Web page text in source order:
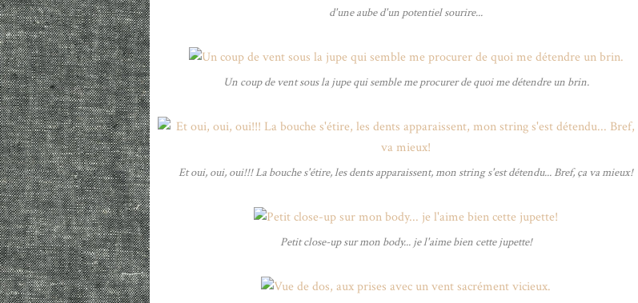
d'une aube d'un potentiel sourire...
Un coup de vent sous la jupe qui semble me procurer de quoi me détendre un brin.
Et oui, oui, oui!!! La bouche s'étire, les dents apparaissent, mon string s'est détendu... Bref, ça va mieux!
Petit close-up sur mon body... je l'aime bien cette jupette!